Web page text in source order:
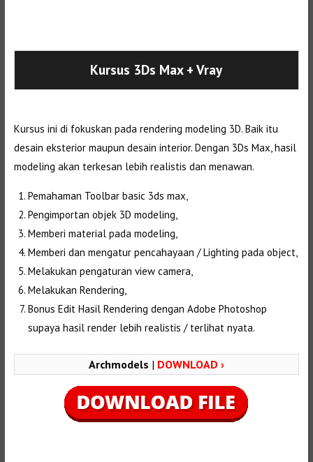
Kursus 3Ds Max + Vray
Kursus ini di fokuskan pada rendering modeling 3D. Baik itu
desain eksterior maupun desain interior. Dengan 3Ds Max, hasil
modeling akan terkesan lebih realistis dan menawan.
Pemahaman Toolbar basic 3ds max,
Pengimportan objek 3D modeling,
Memberi material pada modeling,
Memberi dan mengatur pencahayaan / Lighting pada object,
Melakukan pengaturan view camera,
Melakukan Rendering,
Bonus Edit Hasil Rendering dengan Adobe Photoshop
supaya hasil render lebih realistis / terlihat nyata.
Archmodels | DOWNLOAD ›